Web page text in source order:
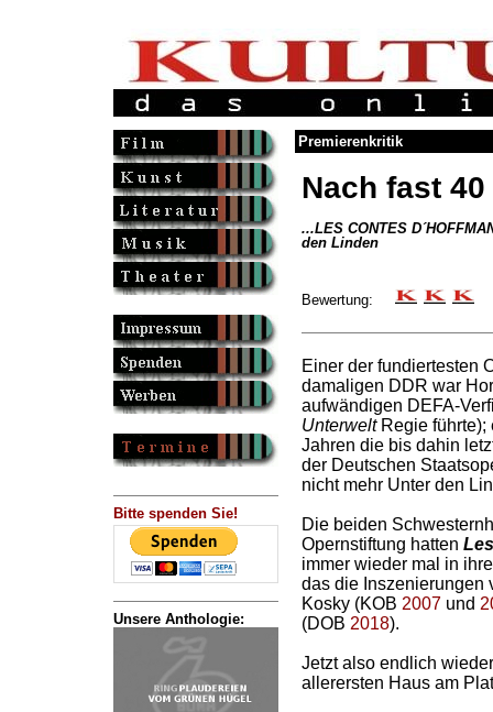
Bitte spenden Sie!
Unsere Anthologie:
Premierenkritik
Nach fast
...LES CONTES
den Linden
Bewertung:
Einer der fundiertesten
damaligen DDR war
aufwändigen DEFA-
UnterweltRegie führte);
Jahren die bis dahin
der Deutschen
nicht mehr Unter den
Die beiden
Opernstiftung hatten
immer wieder mal in
das die Inszenierungen
Kosky (KOB 2007und
(DOB 2018).
Jetzt also endlich
allerersten Haus am